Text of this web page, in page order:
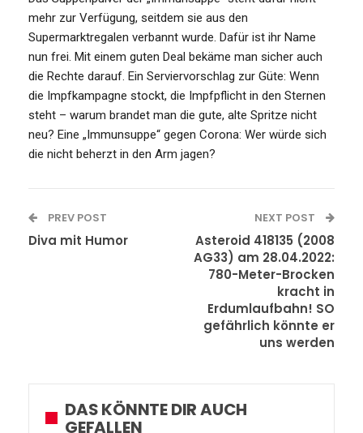
mehr zur Verfügung, seitdem sie aus den
Supermarktregalen verbannt wurde. Dafür ist ihr Name
nun frei. Mit einem guten Deal bekäme man sicher auch
die Rechte darauf. Ein Serviervorschlag zur Güte: Wenn
die Impfkampagne stockt, die Impfpflicht in den Sternen
steht – warum brandet man die gute, alte Spritze nicht
neu? Eine „Immunsuppe“ gegen Corona: Wer würde sich
die nicht beherzt in den Arm jagen?
PREV POST
Diva mit Humor
NEXT POST
Asteroid 418135 (2008
AG33) am 28.04.2022:
780-Meter-Brocken
kracht in
Erdumlaufbahn! SO
gefährlich könnte er
uns werden
DAS KÖNNTE DIR AUCH
GEFALLEN